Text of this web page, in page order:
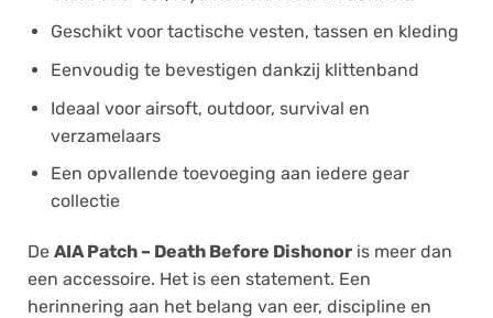
Geschikt voor tactische vesten, tassen en kleding
Eenvoudig te bevestigen dankzij klittenband
Ideaal voor airsoft, outdoor, survival en
verzamelaars
Een opvallende toevoeging aan iedere gear
collectie
De AIA Patch – Death Before Dishonor is meer dan
een accessoire. Het is een statement. Een
herinnering aan het belang van eer, discipline en